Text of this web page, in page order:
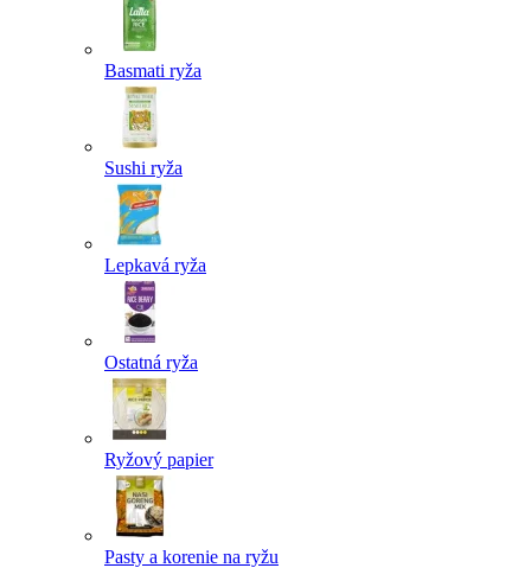
Basmati ryža
Sushi ryža
Lepkavá ryža
Ostatná ryža
Ryžový papier
Pasty a korenie na ryžu